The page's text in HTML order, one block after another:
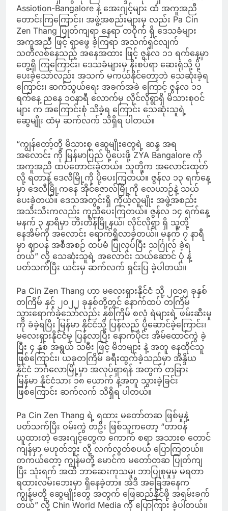
Assiotion-Bangalore နဲ့ အေးဂျင့်များ ထံ အကူအညီ
တောင်းကြကြောင်း၊ အဖွဲ့အစည်းများမှ လည်း Pa Cin
Zen Thang ပြုတ်ကျရာ နေရာ တဝိုက် ရှိ ဒေသခံများ
အကူအညီ ဖြင့် ရှာဖွေ ခဲ့ကြရာ အသက်ရှင်လျက်
သတိလစ်နေသည့် အနေအထား ဖြင့် ဇွန်လ ၁၁ ရက်နေ့မှာ
တွေ့ရှိ ကြကြောင်း၊ ဒေသခံများမှ နီးစပ်ရာ ဆေးရုံသို့ ပို့
ပေးခဲ့သော်လည်း အသက် မကယ်နိုင်တော့ဘဲ သေဆုံးခဲ့ရ
ကြောင်း၊ ဆက်သွယ်ရေး အခက်အခဲ ကြောင့် ဇွန်လ ၁၁
ရက်နေ့ ညနေ ၁၀နာရီ လောက်မှ လိုင်လိုရွာရှိ မိသားစုဝင်
များ က အကြောင်းစုံ သိခဲ့ရ ကြောင်း သေဆုံးသူရဲ့
ဆွေမျိုး ထံမှ ဆက်လက် သိရှိရ ပါတယ်။
“ကျွန်တော့်တို့ မိသားစု ဆွေမျိုးတွေရဲ့ ဆန္ဒ အရ
အလောင်း ကို မြန်မာပြည် ပို့ပေးဖို့ ZYA Bangalore ကို
အကူအညီ ထပ်တောင်းခဲ့တယ်။ သူတို့က အလောင်းထုတ်
လို့ ရတာနဲ့ ဒေလီမြို့ကို ပို့ပေးကြတယ်။ ဇွန်လ ၁၃ ရက်နေ့
မှာ ဒေလီမြို့ကနေ အိုင်ဇောလ်မြို့ကို လေယာဉ်နဲ့ သယ်
ပေးခဲ့တယ်။ ဒေသအတွင်းရှိ ကိုယ့်လူမျိုး အဖွဲ့အစည်း
အသီးသီးကလည်း ကူညီပေးကြတယ်။ ဇွန်လ ၁၄ ရက်နေ့
မနက် ၃ နာရီမှာ တီးတိန်မြို့နယ်၊ လိုင်လိုရွာ ရှိ သူ့တို့
နေအိမ်ကို အလောင်း ရောက်ရှိလာခဲ့တယ်။ မနက် ၇ နာရီ
မှာ ဈာပန အစီအစဉ် ထပ်မံ ပြုလုပ်ပြီး သင်္ဂြုလ် ခဲ့ရ
တယ်” လို့ သေဆုံးသူရဲ့ အလောင်း သယ်ဆောင် ပုံ နဲ့
ပတ်သက်ပြီး ယင်းမှ ဆက်လက် ရှင်းပြ ခဲ့ပါတယ်။
Pa Cin Zen Thang ဟာ မလေးရှားနိုင်ငံ သို့ ၂၀၁၅ ခုနှစ်
တကြိမ် နှင့် ၂၀၂၂ ခုနှစ်တို့တွင် နောက်ထပ် တကြိမ်
သွားရောက်ခဲ့သော်လည်း နှစ်ကြိမ် စလုံ ရဲများရဲ့ ဖမ်းဆီးမှု
ကို ခံခဲ့ရပြီး မြန်မာ နိုင်ငံသို့ ပြန်လည် ပို့ဆောင်ခဲ့ကြောင်း၊
မလေးရှားနိုင်ငံမှ ပြန်လာပြီး နောက်ပိုင်း အိမ်ထောင်ကွဲ ခဲ့
ပြီး ၄ နှစ် အရွယ် သမီး ဖြင့် မိဘများ နဲ့ အတူ နေထိုင်သူ
ဖြစ်ကြောင်း၊ ယခုတကြိမ် ခရီးထွက်ခဲ့သည်မှာ အိန္ဒိယ
နိုင်ငံ ဘင်္ဂလောမြို့မှာ အလုပ်ရှာရန် အတွက် တခြား
မြန်မာ နိုင်ငံသား ၁၈ ယောက် နဲ့အတူ သွားခဲ့ခြင်း
ဖြစ်ကြောင်း ဆက်လက် သိရှိရ ပါတယ်။
Pa Cin Zen Thang ရဲ့ ရထား မတော်တဆ ဖြစ်မှုနဲ့
ပတ်သက်ပြီး ဝမ်းကွဲ တဦး ဖြစ်သူကတော့ “တာဝန်
ယူထားတဲ့ အေးဂျင့်တွေက ကောက် စရာ အသားစ တောင်
ကျန်မှာ မဟုတ်ဘူး လို့ လက်လွတ်စပယ် ပြောကြတယ်။
တကယ်တော့ ကျွန်မတို့ မောင်က မတော်တဆ ပြုတ်ကျ
ပြီး သုံးရက် အထိ ဘာဆေးကုသမှု၊ ဘာပြုစုမှုမှ မရတာ
ရထားလမ်းဘေးမှာ ရှိနေခဲ့တာ။ အဲဒီ အခြေအနေက
ကျွန်မတို့ ဆွေမျိုးတွေ အတွက် ဖြေဆည်နိုင်ဖို့ အရမ်းခက်
တယ်” လို့ Chin World Media ကို ပြောကြား ခဲ့ပါတယ်။